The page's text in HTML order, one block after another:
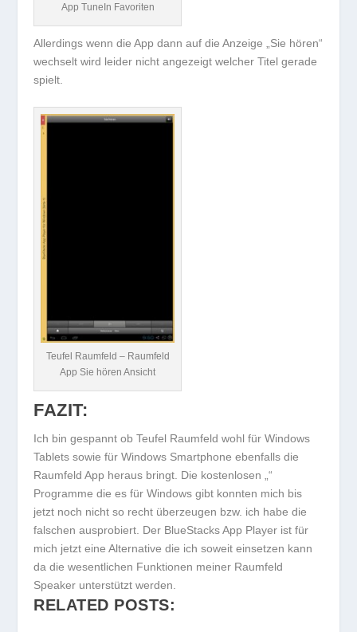
App TuneIn Favoriten
Allerdings wenn die App dann auf die Anzeige „Sie hören“
wechselt wird leider nicht angezeigt welcher Titel gerade
spielt.
Teufel Raumfeld – Raumfeld
App Sie hören Ansicht
FAZIT:
Ich bin gespannt ob Teufel Raumfeld wohl für Windows
Tablets sowie für Windows Smartphone ebenfalls die
Raumfeld App heraus bringt. Die kostenlosen „“
Programme die es für Windows gibt konnten mich bis
jetzt noch nicht so recht überzeugen bzw. ich habe die
falschen ausprobiert. Der BlueStacks App Player ist für
mich jetzt eine Alternative die ich soweit einsetzen kann
da die wesentlichen Funktionen meiner Raumfeld
Speaker unterstützt werden.
RELATED POSTS: